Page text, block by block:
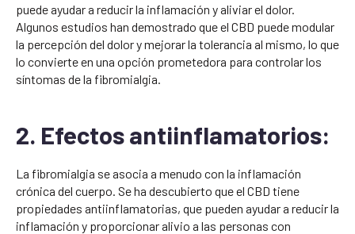
puede ayudar a reducir la inflamación y aliviar el dolor.
Algunos estudios han demostrado que el CBD puede modular
la percepción del dolor y mejorar la tolerancia al mismo, lo que
lo convierte en una opción prometedora para controlar los
síntomas de la fibromialgia.
2. Efectos antiinflamatorios:
La fibromialgia se asocia a menudo con la inflamación
crónica del cuerpo. Se ha descubierto que el CBD tiene
propiedades antiinflamatorias, que pueden ayudar a reducir la
inflamación y proporcionar alivio a las personas con